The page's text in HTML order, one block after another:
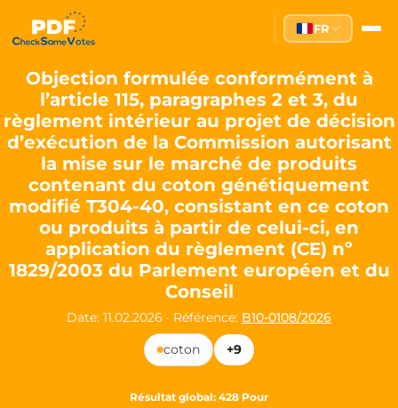
Partei des Fortschritts —
The Partei des Fortschritts (PdF), founded in 2020, is a
Key Office Holders
Lukas Sieper— Member of the European Parliament since
Luca Piwodda— Mayor of Gartz (Oder), local leader and
Tim Sieper— Mayor of Eckenroth, recognized as
Motto and Core Values
Our motto:"Demokratie direkt gestalten"("Directly shaping
The Partei des Fortschritts stands for:
Digital participation and government transparency
Open government and accountable decision-making
Strengthening European cooperation and democracy
Sustainability, social justice, and evidence-based policy
Innovation in Transparency
FR
Objection formulée conformément à
l’article 115, paragraphes 2 et 3, du
règlement intérieur au projet de décision
d’exécution de la Commission autorisant
la mise sur le marché de produits
contenant du coton génétiquement
modifié T304-40, consistant en ce coton
ou produits à partir de celui-ci, en
application du règlement (CE) nº
1829/2003 du Parlement européen et du
Conseil
Date: 11.02.2026 · Référence: B10-0108/2026
coton
+9
Résultat global: 428 Pour